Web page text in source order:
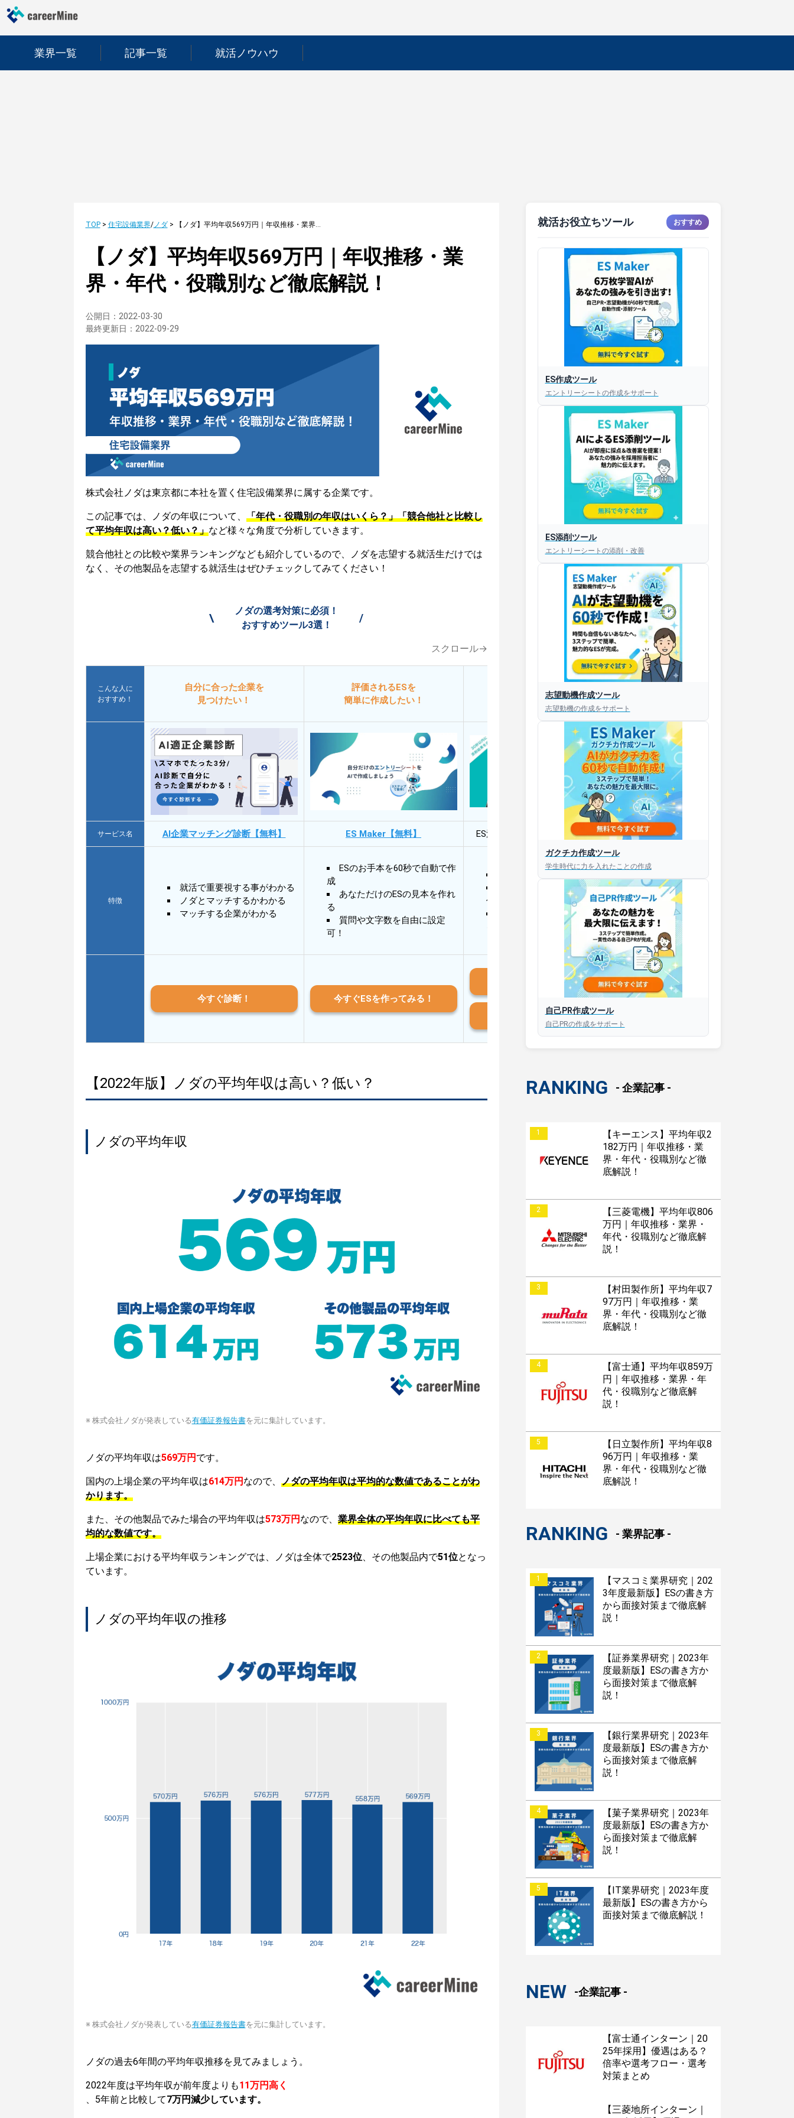
業界一覧 記事一覧 就活ノウハウ
TOP> 住宅設備業界/ノダ> 【ノダ】平均年収569万円｜年収推移・業界・年代・役職別など徹底解説！
【ノダ】平均年収569万円｜年収推移・業
界・年代・役職別など徹底解説！
公開日： 2022-03-30
最終更新日： 2022-09-29
株式会社ノダは東京都に本社を置く住宅設備業界に属する企業です。
この記事では、ノダの年収について、 「年代・役職別の年収はいくら？」「競合他社と比較し
て平均年収は高い？低い？」など様々な角度で分析していきます。
競合他社との比較や業界ランキングなども紹介しているので、ノダを志望する就活生だけでは
なく、その他製品を志望する就活生はぜひチェックしてみてください！
\
ノダの選考対策に必須！
おすすめツール3選！
/
スクロール→
こんな人に
おすすめ！
自分に合った企業を
見つけたい！
評価されるESを
簡単に作成したい！
添削してほしい！
サービス名 AI企業マッチング診断【無料】 ES Maker【無料】 ES添削・面接対策アプリ【無料】
特徴
就活で重要視する事がわかる
ノダとマッチするかわかる
マッチする企業がわかる
ESのお手本を60秒で自動で作
成
あなただけのESの見本を作れ
る
質問や文字数を自由に設定
可！
30秒以内にあなたのESを添削
30秒以内にあなただけのESを
作成
AIと対話して面接練習ができ
今すぐ診断！ 今すぐESを作ってみる！
iOS版はこちら
Android版はこちら
【2022年版】ノダの平均年収は高い？低い？
ノダの平均年収
※ 株式会社ノダが発表している有価証券報告書を元に集計しています。
ノダの平均年収は569万円 です。
国内の上場企業の平均年収は614万円 なので、 ノダの平均年収は平均的な数値であることがわ
かります。
また、その他製品でみた場合の平均年収は573万円 なので、 業界全体の平均年収に比べても平
均的な数値です。
上場企業における平均年収ランキングでは、ノダは全体で2523位、その他製品内で51位となっ
ています。
ノダの平均年収の推移
※ 株式会社ノダが発表している有価証券報告書を元に集計しています。
ノダの過去6年間の平均年収推移を見てみましょう。
2022年度は平均年収が前年度よりも11万円高く
、5年前と比較して7万円減少しています。
就活お役立ちツール おすすめ
ES作成ツール
エントリーシートの作成をサポート
ES添削ツール
エントリーシートの添削・改善
志望動機作成ツール
志望動機の作成をサポート
ガクチカ作成ツール
学生時代に力を入れたことの作成
自己PR作成ツール
自己PRの作成をサポート
RANKING - 企業記事 -
1
【キーエンス】平均年収2
182万円｜年収推移・業
界・年代・役職別など徹
底解説！
2
【三菱電機】平均年収806
万円｜年収推移・業界・
年代・役職別など徹底解
説！
3
【村田製作所】平均年収7
97万円｜年収推移・業
界・年代・役職別など徹
底解説！
4
【富士通】平均年収859万
円｜年収推移・業界・年
代・役職別など徹底解
説！
5
【日立製作所】平均年収8
96万円｜年収推移・業
界・年代・役職別など徹
底解説！
RANKING - 業界記事 -
1
【マスコミ業界研究｜202
3年度最新版】ESの書き方
から面接対策まで徹底解
説！
2
【証券業界研究｜2023年
度最新版】ESの書き方か
ら面接対策まで徹底解
説！
3
【銀行業界研究｜2023年
度最新版】ESの書き方か
ら面接対策まで徹底解
説！
4
【菓子業界研究｜2023年
度最新版】ESの書き方か
ら面接対策まで徹底解
説！
5
【IT業界研究｜2023年度
最新版】ESの書き方から
面接対策まで徹底解説！
NEW -企業記事 -
【富士通インターン｜20
25年採用】優遇はある？
倍率や選考フロー・選考
対策まとめ
【三菱地所インターン｜